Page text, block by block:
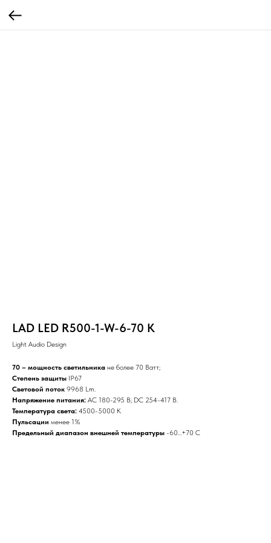
LAD LED R500-1-W-6-70 K
Light Audio Design
70 – мощность светильника не более 70 Ватт;
Степень защиты IP67
Световой поток 9968 Lm.
Напряжение питания: AC 180-295 В; DC 254-417 В.
Температура света: 4500-5000 К
Пульсации менее 1%
Предельный диапазон внешней температуры -60...+70 С